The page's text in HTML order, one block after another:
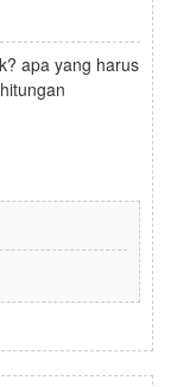
apa yang harus